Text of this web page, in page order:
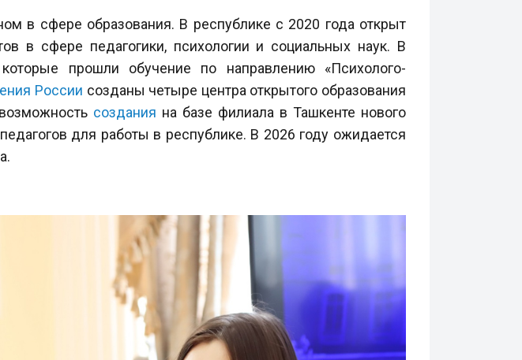
в сфере образования. В республике с 2020 года открыт
в сфере педагогики, психологии и социальных наук. В
прошли обучение по направлению «Психолого-
России созданы четыре центра открытого образования
создания на базе филиала в Ташкенте нового
для работы в республике. В 2026 году ожидается